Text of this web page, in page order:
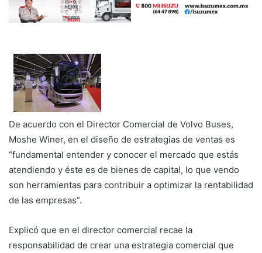
De acuerdo con el Director Comercial de Volvo Buses,
Moshe Winer, en el diseño de estrategias de ventas es
“fundamental entender y conocer el mercado que estás
atendiendo y éste es de bienes de capital, lo que vendo
son herramientas para contribuir a optimizar la rentabilidad
de las empresas”.
Explicó que en el director comercial recae la
responsabilidad de crear una estrategia comercial que